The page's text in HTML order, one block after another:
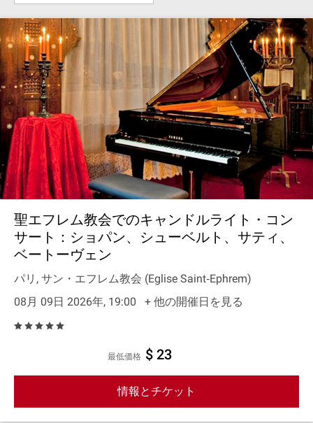
聖エフレム教会でのキャンドルライト・コン
サート：ショパン、シューベルト、サティ、
ベートーヴェン
パリ, サン・エフレム教会 (Eglise Saint‐Ephrem)
08月 09日 2026年, 19:00
+ 他の開催日を見る
最低価格 $ 23
情報とチケット